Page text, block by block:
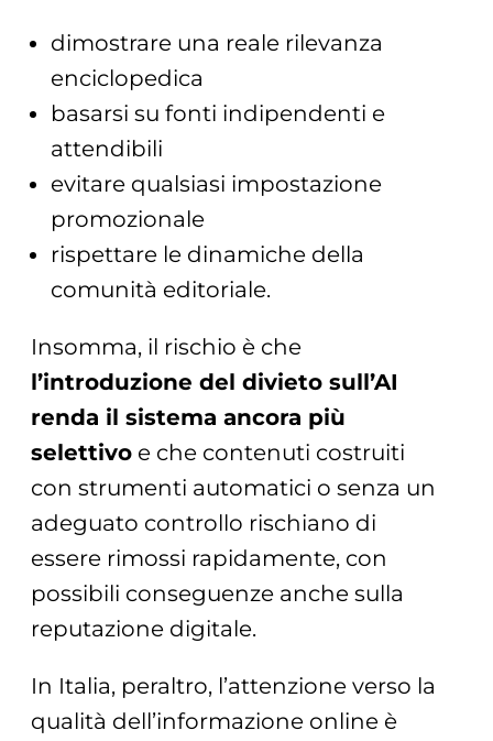
dimostrare una reale rilevanza
enciclopedica
basarsi su fonti indipendenti e
attendibili
evitare qualsiasi impostazione
promozionale
rispettare le dinamiche della
comunità editoriale.
Insomma, il rischio è che
l’introduzione del divieto sull’AI
renda il sistema ancora più
selettivoe che contenuti costruiti
con strumenti automatici o senza un
adeguato controllo rischiano di
essere rimossi rapidamente, con
possibili conseguenze anche sulla
reputazione digitale.
In Italia, peraltro, l’attenzione verso la
qualità dell’informazione online è